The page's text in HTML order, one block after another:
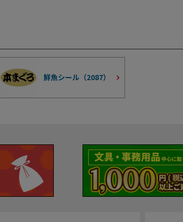
鮮魚シール（2087）